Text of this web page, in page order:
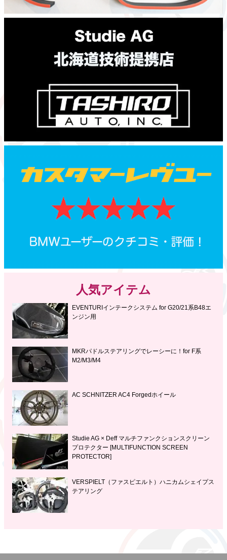
人気アイテム
EVENTURIインテークシステム for G20/21系B48エ
ンジン用
MKRパドルステアリングでレーシーに！for F系
M2/M3/M4
AC SCHNITZER AC4 Forgedホイール
Studie AG × Deff マルチファンクションスクリーン
プロテクター [MULTIFUNCTION SCREEN
PROTECTOR]
VERSPIELT（ファスピエルト）ハニカムシェイプス
テアリング